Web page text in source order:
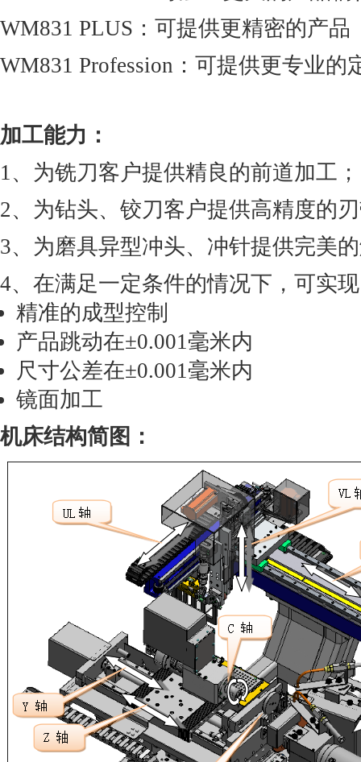
WM831 PLUS：可提供更精密的产品
WM831 Profession：可提供更专业的
加工能力：
1、为铣刀客户提供精良的前道加工；
2、为钻头、铰刀客户提供高精度的
3、为磨具异型冲头、冲针提供完美
4、在满足一定条件的情况下，可实
精准的成型控制
产品跳动在±0.001毫米内
尺寸公差在±0.001毫米内
镜面加工
机床结构简图：